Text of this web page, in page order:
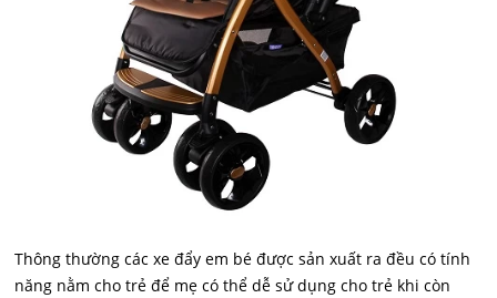
Thông thường các xe đẩy em bé được sản xuất ra đều có tính
năng nằm cho trẻ để mẹ có thể dễ sử dụng cho trẻ khi còn